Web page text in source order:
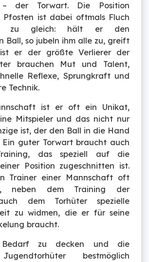
– der Torwart. Die Position
Pfosten ist dabei oftmals Fluch
zu gleich: hält er den
Ball, so jubeln ihm alle zu, greift
er der größte Verlierer der
brauchen Mut und Talent,
Reflexe, Sprungkraft und
Technik.
ist er oft ein Unikat,
Mitspieler und das nicht nur
ist, der den Ball in die Hand
Ein guter Torwart braucht auch
das speziell auf die
Position zugeschnitten ist.
Trainer einer Mannschaft oft
neben dem Training der
dem Torhüter spezielle
zu widmen, die er für seine
braucht.
Bedarf zu decken und die
bestmöglich